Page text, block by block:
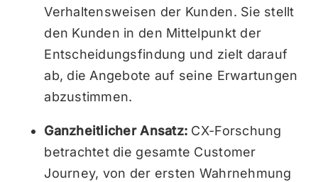
Verhaltensweisen der Kunden. Sie stellt
den Kunden in den Mittelpunkt der
Entscheidungsfindung und zielt darauf
ab, die Angebote auf seine Erwartungen
abzustimmen.
Ganzheitlicher Ansatz: CX-Forschung
betrachtet die gesamte Customer
Journey, von der ersten Wahrnehmung